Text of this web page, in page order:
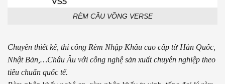
RÈM CẦU VỒNG VERSE
Chuyên thiết kế, thi công Rèm Nhập Khẩu cao cấp từ Hàn Quốc,
Nhật Bản,…Châu Âu với công nghệ sản xuất chuyên nghiệp theo
tiêu chuẩn quốc tế.